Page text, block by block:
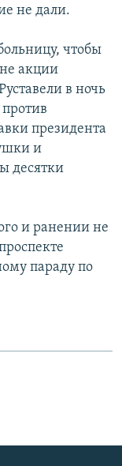
не дали.
чтобы
акции
в ночь
президента
и
десятки
и ранении не
параду по